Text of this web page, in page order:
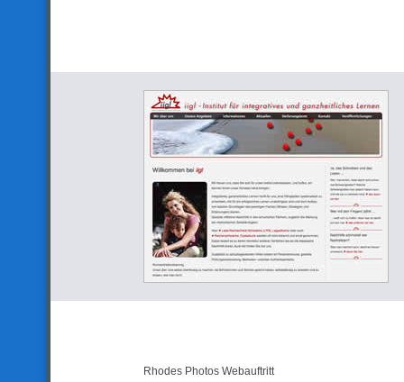
Rhodes Photos Webauftritt